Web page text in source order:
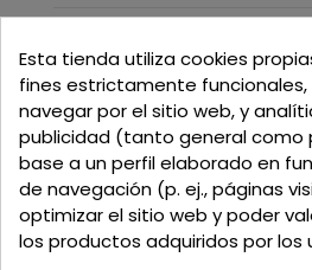
C/ Delgadillo Nº 7 -
Talavera de la Reina -
Llamadnos:+34 925 82
Email:
Verano:
Mañanas: de
Esta tienda utiliza cookies
fines estrictamente
navegar por el sitio web, y
publicidad (tanto general como
base a un perfil elaborado en
de navegación (p. ej., páginas
optimizar el sitio web y poder
los productos adquiridos por los